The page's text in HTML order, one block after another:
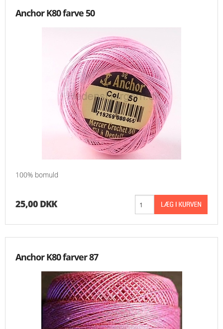
Anchor K80 farve 50
100% bomuld
25,00 DKK
Anchor K80 farver 87